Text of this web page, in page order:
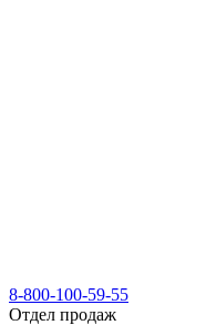
8-800-100-59-55
Отдел продаж